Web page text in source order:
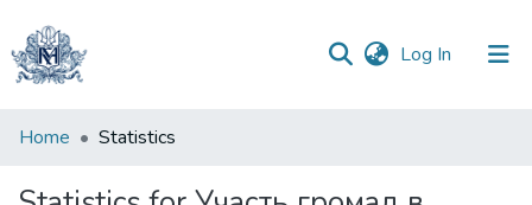
Log In (current)
Communities
Collections
Home Statistics